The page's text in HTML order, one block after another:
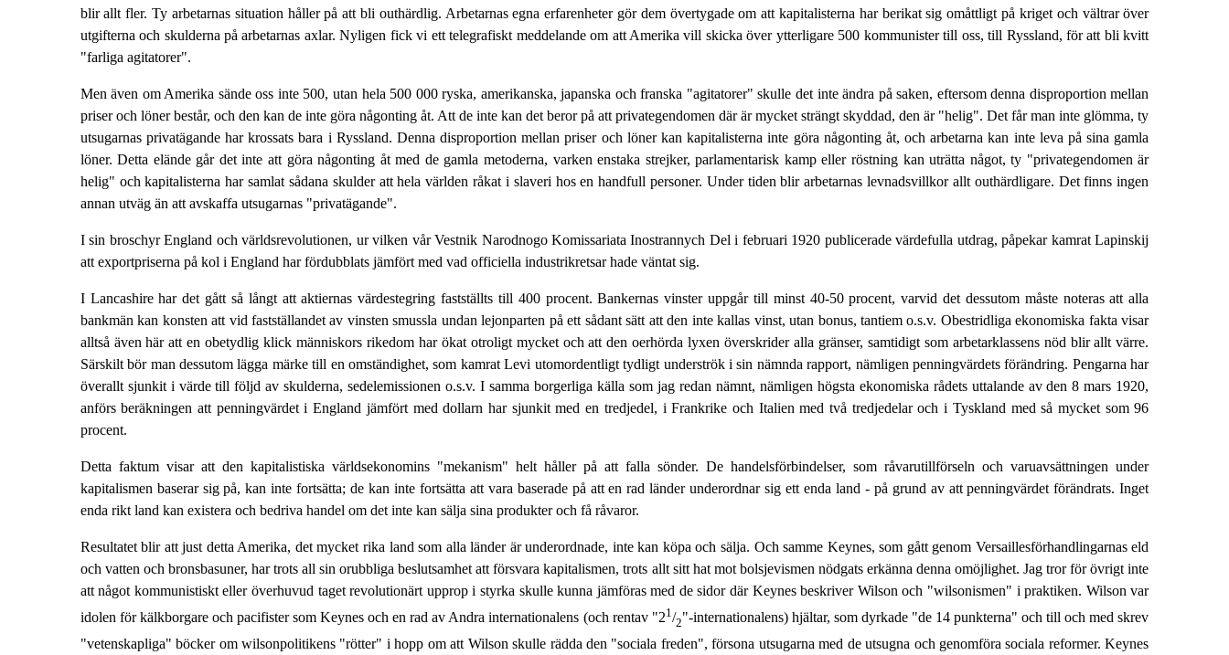
blir allt fler. Ty arbetarnas situation håller på att bli outhärdlig. Arbetarnas egna erfarenheter gör dem övertygade om att kapitalisterna har berikat sig omåttligt på kriget och vältrar över
utgifterna och skulderna på arbetarnas axlar. Nyligen fick vi ett telegrafiskt meddelande om att Amerika vill skicka över ytterligare 500 kommunister till oss, till Ryssland, för att bli kvitt
"farliga agitatorer".
Men även om Amerika sände oss inte 500, utan hela 500 000 ryska, amerikanska, japanska och franska "agitatorer" skulle det inte ändra på saken, eftersom denna disproportion mellan
priser och löner består, och den kan de inte göra någonting åt. Att de inte kan det beror på att privategendomen där är mycket strängt skyddad, den är "helig". Det får man inte glömma, ty
utsugarnas privatägande har krossats bara i Ryssland. Denna disproportion mellan priser och löner kan kapitalisterna inte göra någonting åt, och arbetarna kan inte leva på sina gamla
löner. Detta elände går det inte att göra någonting åt med de gamla metoderna, varken enstaka strejker, parlamentarisk kamp eller röstning kan uträtta något, ty "privategendomen är
helig" och kapitalisterna har samlat sådana skulder att hela världen råkat i slaveri hos en handfull personer. Under tiden blir arbetarnas levnadsvillkor allt outhärdligare. Det finns ingen
annan utväg än att avskaffa utsugarnas "privatägande".
I sin broschyr England och världsrevolutionen, ur vilken vår Vestnik Narodnogo Komissariata Inostrannych Del i februari 1920 publicerade värdefulla utdrag, påpekar kamrat Lapinskij
att exportpriserna på kol i England har fördubblats jämfört med vad officiella industrikretsar hade väntat sig.
I Lancashire har det gått så långt att aktiernas värdestegring fastställts till 400 procent. Bankernas vinster uppgår till minst 40-50 procent, varvid det dessutom måste noteras att alla
bankmän kan konsten att vid fastställandet av vinsten smussla undan lejonparten på ett sådant sätt att den inte kallas vinst, utan bonus, tantiem o.s.v. Obestridliga ekonomiska fakta visar
alltså även här att en obetydlig klick människors rikedom har ökat otroligt mycket och att den oerhörda lyxen överskrider alla gränser, samtidigt som arbetarklassens nöd blir allt värre.
Särskilt bör man dessutom lägga märke till en omständighet, som kamrat Levi utomordentligt tydligt underströk i sin nämnda rapport, nämligen penningvärdets förändring. Pengarna har
överallt sjunkit i värde till följd av skulderna, sedelemissionen o.s.v. I samma borgerliga källa som jag redan nämnt, nämligen högsta ekonomiska rådets uttalande av den 8 mars 1920,
anförs beräkningen att penningvärdet i England jämfört med dollarn har sjunkit med en tredjedel, i Frankrike och Italien med två tredjedelar och i Tyskland med så mycket som 96
procent.
Detta faktum visar att den kapitalistiska världsekonomins "mekanism" helt håller på att falla sönder. De handelsförbindelser, som råvarutillförseln och varuavsättningen under
kapitalismen baserar sig på, kan inte fortsätta; de kan inte fortsätta att vara baserade på att en rad länder underordnar sig ett enda land - på grund av att penningvärdet förändrats. Inget
enda rikt land kan existera och bedriva handel om det inte kan sälja sina produkter och få råvaror.
Resultatet blir att just detta Amerika, det mycket rika land som alla länder är underordnade, inte kan köpa och sälja. Och samme Keynes, som gått genom Versaillesförhandlingarnas eld
och vatten och bronsbasuner, har trots all sin orubbliga beslutsamhet att försvara kapitalismen, trots allt sitt hat mot bolsjevismen nödgats erkänna denna omöjlighet. Jag tror för övrigt inte
att något kommunistiskt eller överhuvud taget revolutionärt upprop i styrka skulle kunna jämföras med de sidor där Keynes beskriver Wilson och "wilsonismen" i praktiken. Wilson var
idolen för kälkborgare och pacifister som Keynes och en rad av Andra internationalens (och rentav "21 /2"-internationalens) hjältar, som dyrkade "de 14 punkterna" och till och med skrev
"vetenskapliga" böcker om wilsonpolitikens "rötter" i hopp om att Wilson skulle rädda den "sociala freden", försona utsugarna med de utsugna och genomföra sociala reformer. Keynes